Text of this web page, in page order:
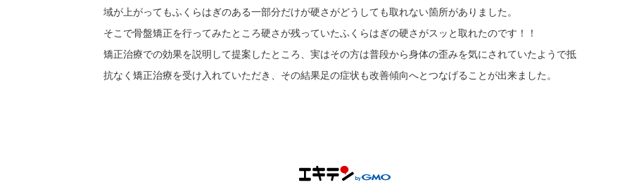
域が上がってもふくらはぎのある一部分だけが硬さがどうしても取れない箇所がありました。
そこで骨盤矯正を行ってみたところ硬さが残っていたふくらはぎの硬さがスッと取れたのです！！
矯正治療での効果を説明して提案したところ、実はその方は普段から身体の歪みを気にされていたようで抵
抗なく矯正治療を受け入れていただき、その結果足の症状も改善傾向へとつなげることが出来ました。